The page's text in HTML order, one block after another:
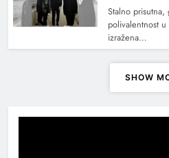
Stalno
polivalentnost
izražena…
SHOW